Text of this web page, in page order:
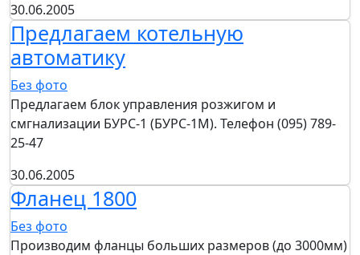
30.06.2005
Предлагаем котельную
автоматику
Без фото
Предлагаем блок управления розжигом и
смгнализации БУРС-1 (БУРС-1М). Телефон (095) 789-
25-47
30.06.2005
Фланец 1800
Без фото
Производим фланцы больших размеров (до 3000мм)